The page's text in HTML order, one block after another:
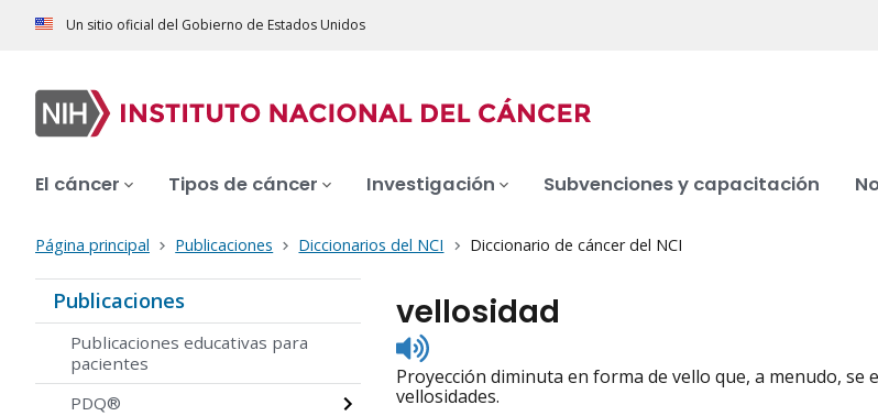
Un sitio oficial del Gobierno de Estados Unidos
El cáncer Tipos de cáncer Investigación Subvenciones y capacitación
Página principal Publicaciones Diccionarios del NCI Diccionario de cáncer del NCI
Publicaciones
Publicaciones educativas para
pacientes
PDQ®
vellosidad
Listen
to
pronunciation
Proyección diminuta en forma de vello que, a menudo,
vellosidades.